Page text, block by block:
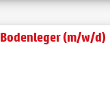
Bodenleger (m/w/d)